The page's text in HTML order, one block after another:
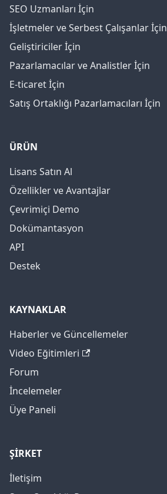
SEO Uzmanları İçin
İşletmeler ve Serbest Çalışanlar İçin
Geliştiriciler İçin
Pazarlamacılar ve Analistler İçin
E-ticaret İçin
Satış Ortaklığı Pazarlamacıları İçin
ÜRÜN
Lisans Satın Al
Özellikler ve Avantajlar
Çevrimiçi Demo
Dokümantasyon
API
Destek
KAYNAKLAR
Haberler ve Güncellemeler
Video Eğitimleri
Forum
İncelemeler
Üye Paneli
ŞİRKET
İletişim